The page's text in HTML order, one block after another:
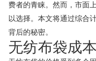
费者的青睐。然而，市面
以选择。本文将通过综合
背后的秘密。
无纺布袋成